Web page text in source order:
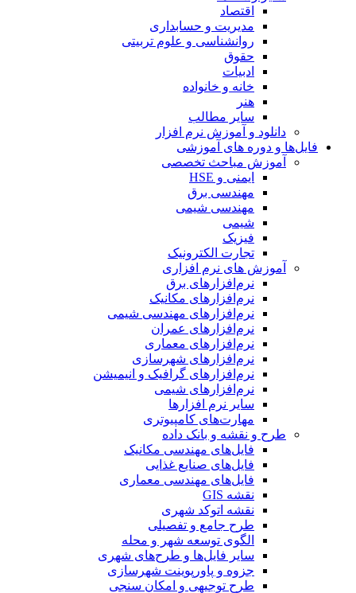
اقتصاد
مدیریت و حسابداری
روانشناسی و علوم تربیتی
حقوق
ادبیات
خانه و خانواده
هنر
سایر مطالب
دانلود و آموزش نرم افزار
فایل‌ها و دوره های آموزشی
آموزش مباحث تخصصی
ایمنی و HSE
مهندسی برق
مهندسی شیمی
شیمی
فیزیک
تجارت الکترونیک
آموزش های نرم افزاری
نرم‌افزارهای برق
نرم‌افزارهای مکانیک
نرم‌افزارهای مهندسی شیمی
نرم‌افزارهای عمران
نرم‌افزارهای معماری
نرم‌افزارهای شهرسازی
نرم‌افزارهای گرافیک و انیمیشن
نرم‌افزارهای شیمی
سایر نرم افزارها
مهارت‌های کامپیوتری
طرح و نقشه و بانک داده
فایل‌های مهندسی مکانیک
فایل‌های صنایع غذایی
فایل‌های مهندسی معماری
نقشه GIS
نقشه اتوکد شهری
طرح جامع و تفصیلی
الگوی توسعه شهر و محله
سایر فایل‌ها و طرح‌های شهری
جزوه و پاورپوینت شهرسازی
طرح توجیهی و امکان سنجی